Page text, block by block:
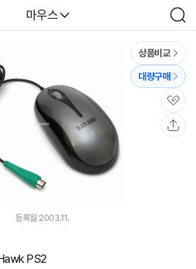
다나와
마우스
검
색
상품비교
대량구매
관
심
등록월 2003.11.
PS2